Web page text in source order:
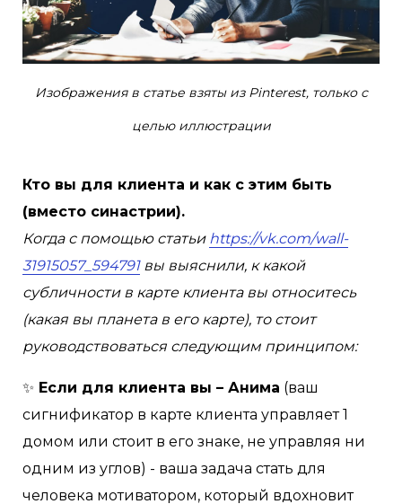
Изображения в статье взяты из Pinterest, только с
целью иллюстрации
Кто вы для клиента и как с этим быть
(вместо синастрии).
Когда с помощью статьи https://vk.com/wall-
31915057_594791вы выяснили, к какой
субличности в карте клиента вы относитесь
(какая вы планета в его карте), то стоит
руководствоваться следующим принципом:
✨ Если для клиента вы – Анима (ваш
сигнификатор в карте клиента управляет 1
домом или стоит в его знаке, не управляя ни
одним из углов) - ваша задача стать для
человека мотиватором, который вдохновит